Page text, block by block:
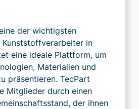
der wichtigsten
Kunststoffverarbeiter in
eine ideale Plattform, um
Materialien und
präsentieren. TecPart
Mitglieder durch einen
der ihnen